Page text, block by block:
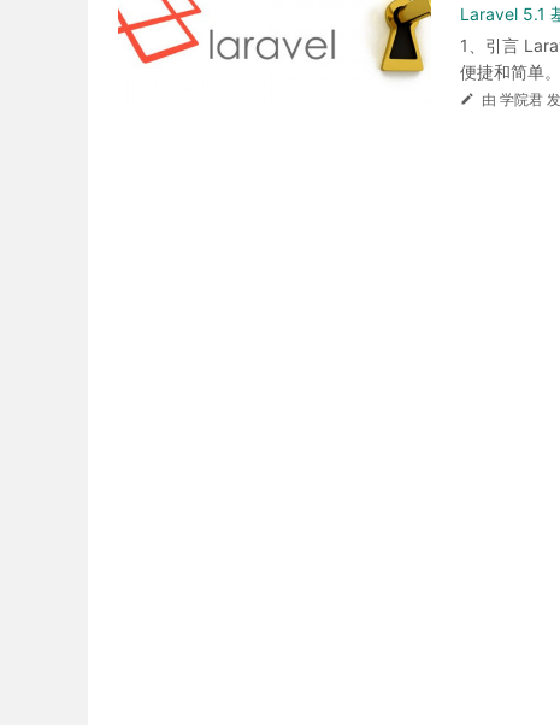
Laravel 5.1
1、引言
便捷和简单
由 学院君